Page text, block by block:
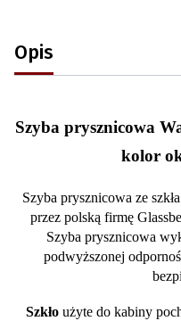
Opis
Szyba prysznicowa
kolor
Szyba prysznicowa ze
przez polską firmę
Szyba prysznicowa
podwyższonej
Szkło użyte do kabiny